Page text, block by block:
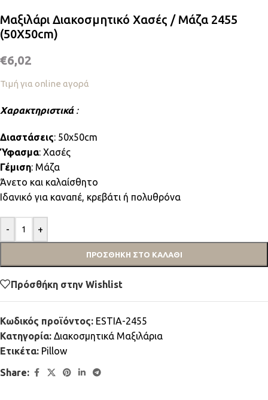
Μαξιλάρι Διακοσμητικό Χασές / Μάζα 2455
(50Χ50cm)
€6,02
Τιμή για online αγορά
Χαρακτηριστικά :
Διαστάσεις: 50x50cm
Ύφασμα: Χασές
Γέμιση: Μάζα
Άνετο και καλαίσθητο
Ιδανικό για καναπέ, κρεβάτι ή πολυθρόνα
- +
ΠΡΟΣΘΉΚΗ ΣΤΟ ΚΑΛΆΘΙ
Πρόσθήκη στην Wishlist
Κωδικός προϊόντος: ESTIA-2455
Κατηγορία: Διακοσμητικά Μαξιλάρια
Ετικέτα: Pillow
Share: